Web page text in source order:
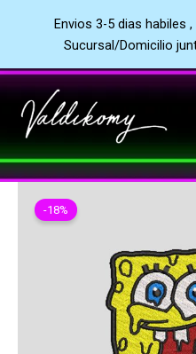
Envios 3-5 dias habiles
Sucursal/Domicilio
al
contenido
-18%